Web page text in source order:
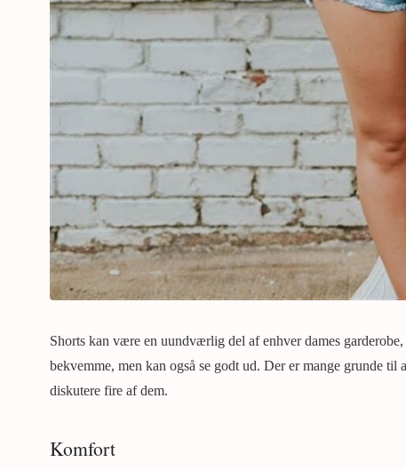
Shorts kan være en uundværlig del af enhver dames
bekvemme, men kan også se godt ud. Der er mange grunde
diskutere fire af dem.
Komfort